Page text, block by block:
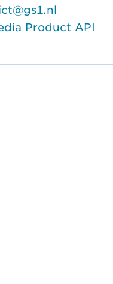
Product API